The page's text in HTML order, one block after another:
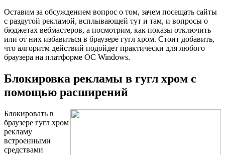
Оставим за обсуждением вопрос о том, зачем посещать сайты
с раздутой рекламой, всплывающей тут и там, и вопросы о
бюджетах вебмастеров, а посмотрим, как показы отключить
или от них избавиться в браузере гугл хром. Стоит добавить,
что алгоритм действий подойдет практически для любого
браузера на платформе ОС Windows.
Блокировка рекламы в гугл хром с
помощью расширений
Блокировать в
браузере гугл хром
рекламу
встроенными
средствами